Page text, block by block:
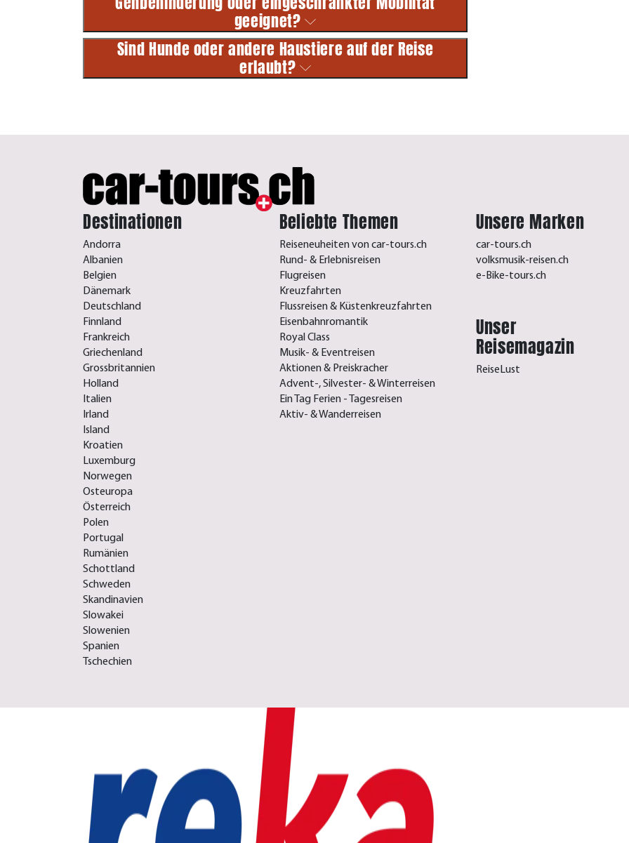
geeignet?
Sind Hunde oder andere Haustiere auf der Reise
erlaubt?
Destinationen
Andorra
Albanien
Belgien
Dänemark
Deutschland
Finnland
Frankreich
Griechenland
Grossbritannien
Holland
Italien
Irland
Island
Kroatien
Luxemburg
Norwegen
Osteuropa
Österreich
Polen
Portugal
Rumänien
Schottland
Schweden
Skandinavien
Slowakei
Slowenien
Spanien
Tschechien
Beliebte Themen
Reiseneuheiten von car-tours.ch
Rund- & Erlebnisreisen
Flugreisen
Kreuzfahrten
Flussreisen & Küstenkreuzfahrten
Eisenbahnromantik
Royal Class
Musik- & Eventreisen
Aktionen & Preiskracher
Advent-, Silvester- & Winterreisen
Ein Tag Ferien - Tagesreisen
Aktiv- & Wanderreisen
Unsere Marken
car-tours.ch
volksmusik-reisen.ch
e-Bike-tours.ch
Unser
Reisemagazin
ReiseLust